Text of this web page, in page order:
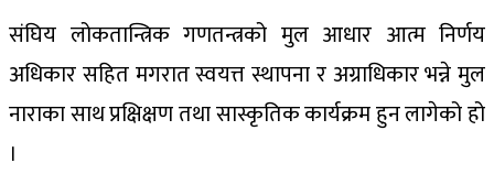
संघिय लोकतान्त्रिक गणतन्त्रको मुल आधार आत्म निर्णय
अधिकार सहित मगरात स्वयत्त स्थापना र अग्राधिकार भन्ने मुल
नाराका साथ प्रक्षिक्षण तथा सास्कृतिक कार्यक्रम हुन लागेको हो
।